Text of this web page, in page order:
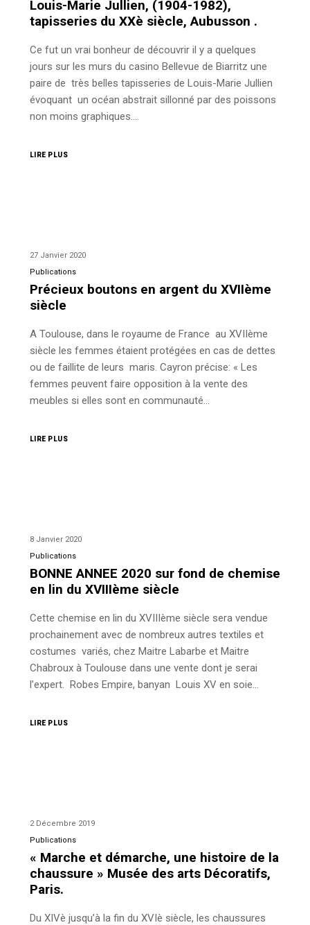
Louis-Marie Jullien, (1904-1982),
tapisseries du XXè siècle, Aubusson .
Ce fut un vrai bonheur de découvrir il y a quelques
jours sur les murs du casino Bellevue de Biarritz une
paire de très belles tapisseries de Louis-Marie Jullien
évoquant un océan abstrait sillonné par des poissons
non moins graphiques.…
LIRE PLUS
27 Janvier 2020
Publications
Précieux boutons en argent du XVIIème
siècle
A Toulouse, dans le royaume de France au XVIIème
siècle les femmes étaient protégées en cas de dettes
ou de faillite de leurs maris. Cayron précise: « Les
femmes peuvent faire opposition à la vente des
meubles si elles sont en communauté…
LIRE PLUS
8 Janvier 2020
Publications
BONNE ANNEE 2020 sur fond de chemise
en lin du XVIIIème siècle
Cette chemise en lin du XVIIIème siècle sera vendue
prochainement avec de nombreux autres textiles et
costumes variés, chez Maitre Labarbe et Maitre
Chabroux à Toulouse dans une vente dont je serai
l’expert. Robes Empire, banyan Louis XV en soie…
LIRE PLUS
2 Décembre 2019
Publications
« Marche et démarche, une histoire de la
chaussure » Musée des arts Décoratifs,
Paris.
Du XIVè jusqu’à la fin du XVIè siècle, les chaussures